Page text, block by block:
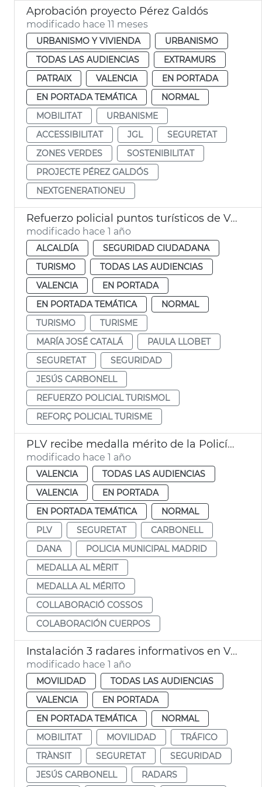
Aprobación proyecto Pérez Galdós
modificado hace 11 meses
URBANISMO Y VIVIENDA
URBANISMO
TODAS LAS AUDIENCIAS
EXTRAMURS
PATRAIX
VALENCIA
EN PORTADA
EN PORTADA TEMÁTICA
NORMAL
MOBILITAT
URBANISME
ACCESSIBILITAT
JGL
SEGURETAT
ZONES VERDES
SOSTENIBILITAT
PROJECTE PÉREZ GALDÓS
NEXTGENERATIONEU
Refuerzo policial puntos turísticos de València
modificado hace 1 año
ALCALDÍA
SEGURIDAD CIUDADANA
TURISMO
TODAS LAS AUDIENCIAS
VALENCIA
EN PORTADA
EN PORTADA TEMÁTICA
NORMAL
TURISMO
TURISME
MARÍA JOSÉ CATALÁ
PAULA LLOBET
SEGURETAT
SEGURIDAD
JESÚS CARBONELL
REFUERZO POLICIAL TURISMOL
REFORÇ POLICIAL TURISME
PLV recibe medalla mérito de la Policía Municipal Madrid por labor dana
modificado hace 1 año
VALENCIA
TODAS LAS AUDIENCIAS
VALENCIA
EN PORTADA
EN PORTADA TEMÁTICA
NORMAL
PLV
SEGURETAT
CARBONELL
DANA
POLICIA MUNICIPAL MADRID
MEDALLA AL MÈRIT
MEDALLA AL MÉRITO
COLLABORACIÓ COSSOS
COLABORACIÓN CUERPOS
Instalación 3 radares informativos en València
modificado hace 1 año
MOVILIDAD
TODAS LAS AUDIENCIAS
VALENCIA
EN PORTADA
EN PORTADA TEMÁTICA
NORMAL
MOBILITAT
MOVILIDAD
TRÁFICO
TRÀNSIT
SEGURETAT
SEGURIDAD
JESÚS CARBONELL
RADARS